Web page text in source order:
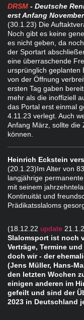
DRSM - Deutsche
erst Anfang November
(30.1.23) Die
Noch gibt es keine
es nicht geben, da
der Sportart
eine überraschende
ursprünglich geplanten
von der Öffnung
ersten Tag gaben
mehr als die inoffiziell
das Portal erst einmal
4.11.23 verlegt. Auch
Anfang März, sollte die
können.
Heinrich Eckstein
(20.1.23)Im Alter von
langjährige
mit seinem
Kontinuität und
Prädikatsslaloms
(18.12.22 update
Slalomsport ist noch
Verträge, Termine
doch wir - der
(Jens Müller, Hans-
den letzten Wochen
einigen anderen im
gefeilt und sind der
2023 in Deutschland